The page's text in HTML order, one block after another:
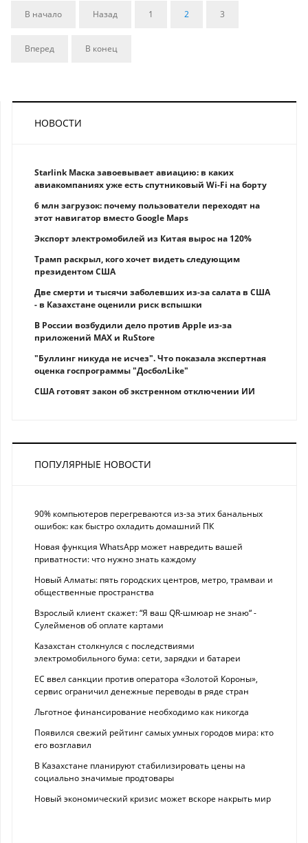
В начало Назад 1 2 3
Вперед В конец
НОВОСТИ
Starlink Маска завоевывает авиацию: в каких
авиакомпаниях уже есть спутниковый Wi-Fi на борту
6 млн загрузок: почему пользователи переходят на
этот навигатор вместо Google Maps
Экспорт электромобилей из Китая вырос на 120%
Трамп раскрыл, кого хочет видеть следующим
президентом США
Две смерти и тысячи заболевших из-за салата в США
- в Казахстане оценили риск вспышки
В России возбудили дело против Apple из-за
приложений MAX и RuStore
"Буллинг никуда не исчез". Что показала экспертная
оценка госпрограммы "ДосболLike"
США готовят закон об экстренном отключении ИИ
ПОПУЛЯРНЫЕ НОВОСТИ
90% компьютеров перегреваются из-за этих банальных
ошибок: как быстро охладить домашний ПК
Новая функция WhatsApp может навредить вашей
приватности: что нужно знать каждому
Новый Алматы: пять городских центров, метро, трамваи и
общественные пространства
Взрослый клиент скажет: “Я ваш QR-шмюар не знаю“ -
Сулейменов об оплате картами
Казахстан столкнулся с последствиями
электромобильного бума: сети, зарядки и батареи
ЕС ввел санкции против оператора «Золотой Короны»,
сервис ограничил денежные переводы в ряде стран
Льготное финансирование необходимо как никогда
Появился свежий рейтинг самых умных городов мира: кто
его возглавил
В Казахстане планируют стабилизировать цены на
социально значимые продтовары
Новый экономический кризис может вскоре накрыть мир